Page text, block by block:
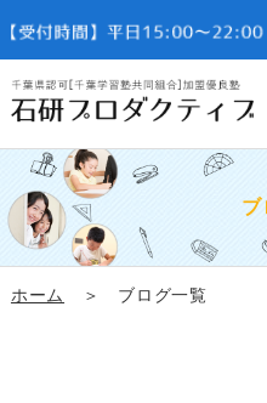
ブ
ホーム ＞ ブログ一覧